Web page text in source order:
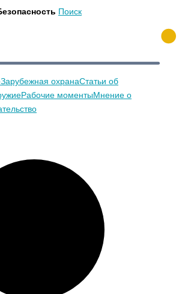
Поиск
Зарубежная охранаСтатьи об
Рабочие моментыМнение о